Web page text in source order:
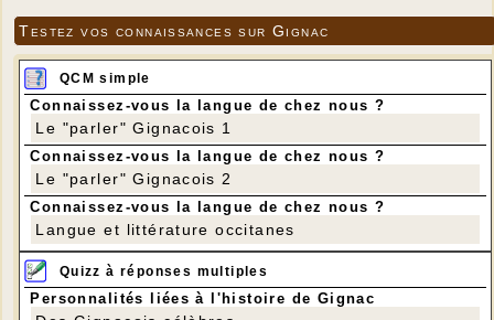
Testez vos connaissances sur Gignac
QCM simple
Connaissez-vous la langue de chez nous ?
Le "parler" Gignacois 1
Connaissez-vous la langue de chez nous ?
Le "parler" Gignacois 2
Connaissez-vous la langue de chez nous ?
Langue et littérature occitanes
Quizz à réponses multiples
Personnalités liées à l'histoire de Gignac